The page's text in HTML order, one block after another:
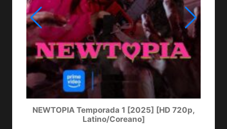
NEWTOPIA Temporada 1 [2025] [HD 720p,
Latino/Coreano]